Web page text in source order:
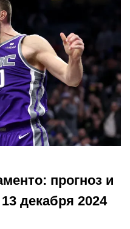
прогноз и
декабря 2024